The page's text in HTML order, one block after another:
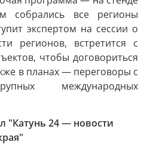
собрались все регионы
экспертом на сессии о
регионов, встретится с
чтобы договориться
в планах — переговоры с
международных
"Катунь 24 — новости